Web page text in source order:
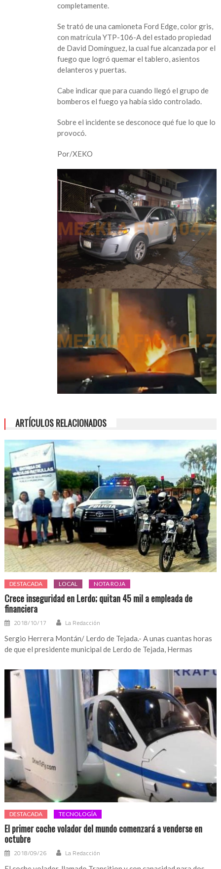
completamente.
Se trató de una camioneta Ford Edge, color gris,
con matrícula YTP-106-A del estado propiedad
de David Domínguez, la cual fue alcanzada por el
fuego que logró quemar el tablero, asientos
delanteros y puertas.
Cabe indicar que para cuando llegó el grupo de
bomberos el fuego ya había sido controlado.
Sobre el incidente se desconoce qué fue lo que lo
provocó.
Por/XEKO
ARTÍCULOS RELACIONADOS
DESTACADA LOCAL NOTA ROJA
Crece inseguridad en Lerdo; quitan 45 mil a empleada de
financiera
2018/10/17 La Redacción
Sergio Herrera Montán/ Lerdo de Tejada.- A unas cuantas horas
de que el presidente municipal de Lerdo de Tejada, Hermas
DESTACADA TECNOLOGÍA
El primer coche volador del mundo comenzará a venderse en
octubre
2018/09/26 La Redacción